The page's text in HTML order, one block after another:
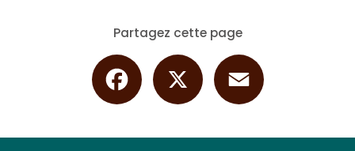
Partagez cette page
Facebook